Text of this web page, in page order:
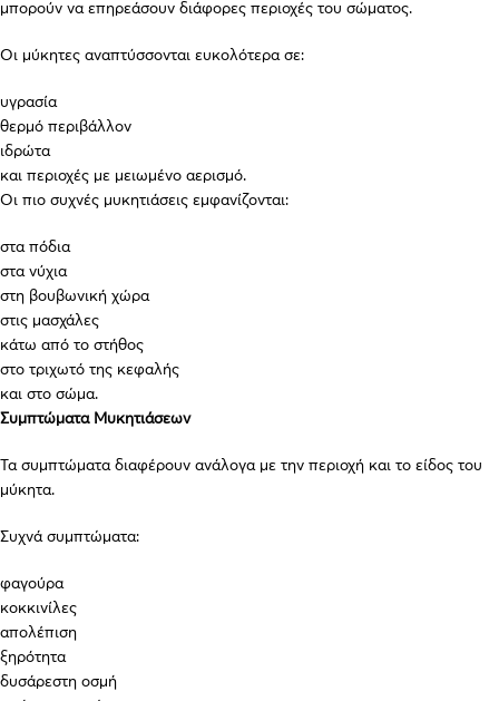
μπορούν να επηρεάσουν διάφορες περιοχές του σώματος.
Οι μύκητες αναπτύσσονται ευκολότερα σε:
υγρασία
θερμό περιβάλλον
ιδρώτα
και περιοχές με μειωμένο αερισμό.
Οι πιο συχνές μυκητιάσεις εμφανίζονται:
στα πόδια
στα νύχια
στη βουβωνική χώρα
στις μασχάλες
κάτω από το στήθος
στο τριχωτό της κεφαλής
και στο σώμα.
Συμπτώματα Μυκητιάσεων
Τα συμπτώματα διαφέρουν ανάλογα με την περιοχή και το είδος του
μύκητα.
Συχνά συμπτώματα:
φαγούρα
κοκκινίλες
απολέπιση
ξηρότητα
δυσάρεστη οσμή